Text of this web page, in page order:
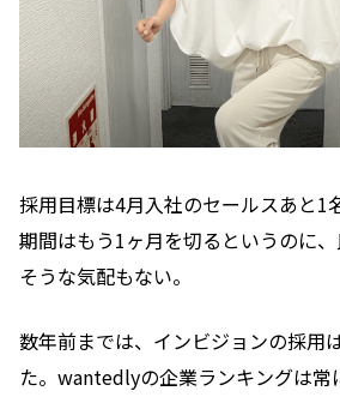
採用目標は4月入社のセールスあと1
期間はもう1ヶ月を切るというのに
そうな気配もない。
数年前までは、インビジョンの採用
た。wantedlyの企業ランキングは常